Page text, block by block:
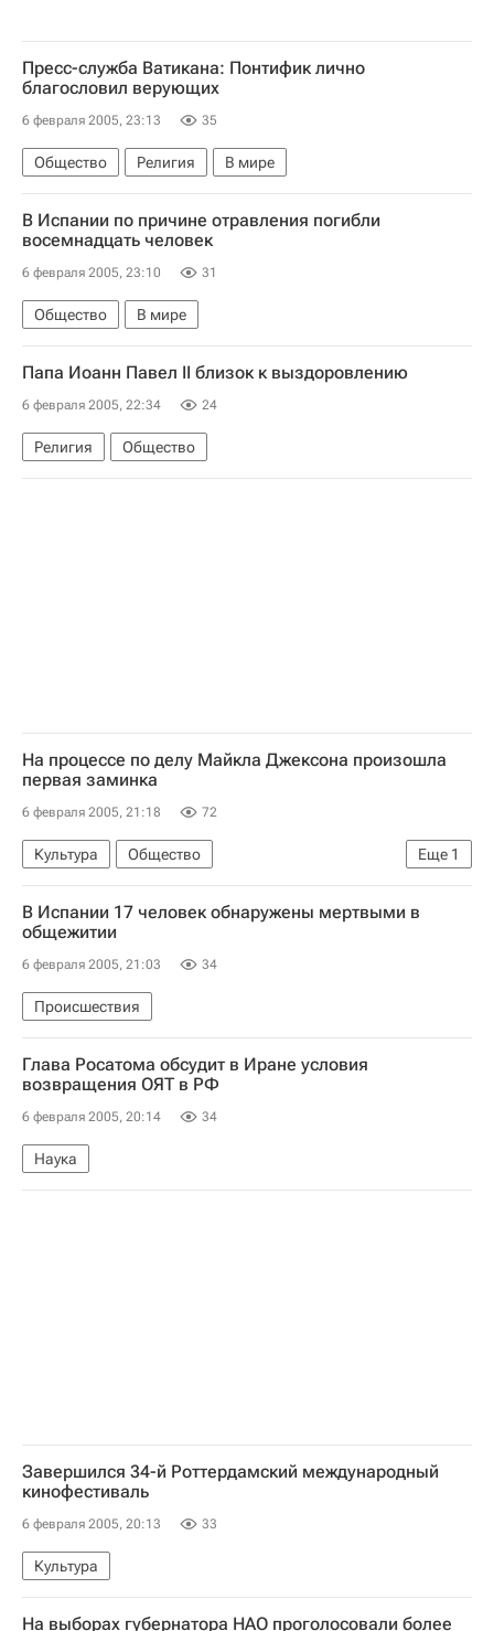
Пресс-служба Ватикана: Понтифик лично
благословил верующих
6 февраля 2005, 23:13 35
Общество Религия В мире
В Испании по причине отравления погибли
восемнадцать человек
6 февраля 2005, 23:10 31
Общество В мире
Папа Иоанн Павел II близок к выздоровлению
6 февраля 2005, 22:34 24
Религия Общество
На процессе по делу Майкла Джексона произошла
первая заминка
6 февраля 2005, 21:18 72
Еще 1
Культура
Общество
Суд над Майклом Джексоном
В Испании 17 человек обнаружены мертвыми в
общежитии
6 февраля 2005, 21:03 34
Происшествия
Глава Росатома обсудит в Иране условия
возвращения ОЯТ в РФ
6 февраля 2005, 20:14 34
Наука
Завершился 34-й Роттердамский международный
кинофестиваль
6 февраля 2005, 20:13 33
Культура
На выборах губернатора НАО проголосовали более